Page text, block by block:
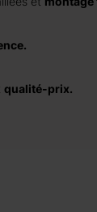
qualité-prix.